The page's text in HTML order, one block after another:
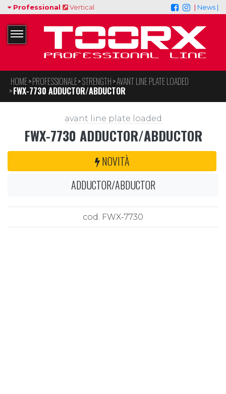
Professional Vertical | News |
HOME PROFESSIONALE STRENGTH AVANT LINE PLATE LOADED
FWX-7730 ADDUCTOR/ABDUCTOR
avant line plate loaded
FWX-7730 ADDUCTOR/ABDUCTOR
NOVITÀ
ADDUCTOR/ABDUCTOR
cod. FWX-7730